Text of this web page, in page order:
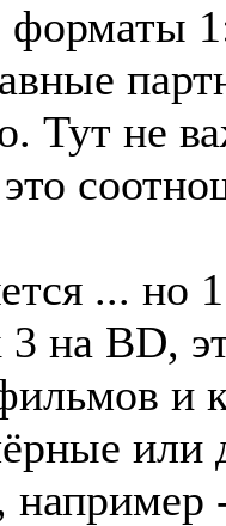
Тут не
... но
на BD,
и
или
например